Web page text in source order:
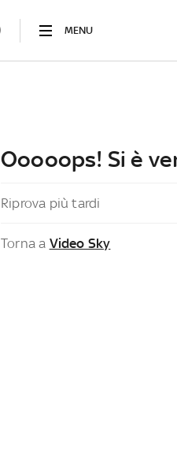
MENU
Ooooops! Si è
Riprova più tardi
Torna a Video Sky